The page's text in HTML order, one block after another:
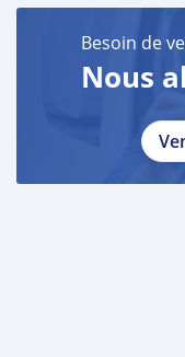
Besoin de
Nous